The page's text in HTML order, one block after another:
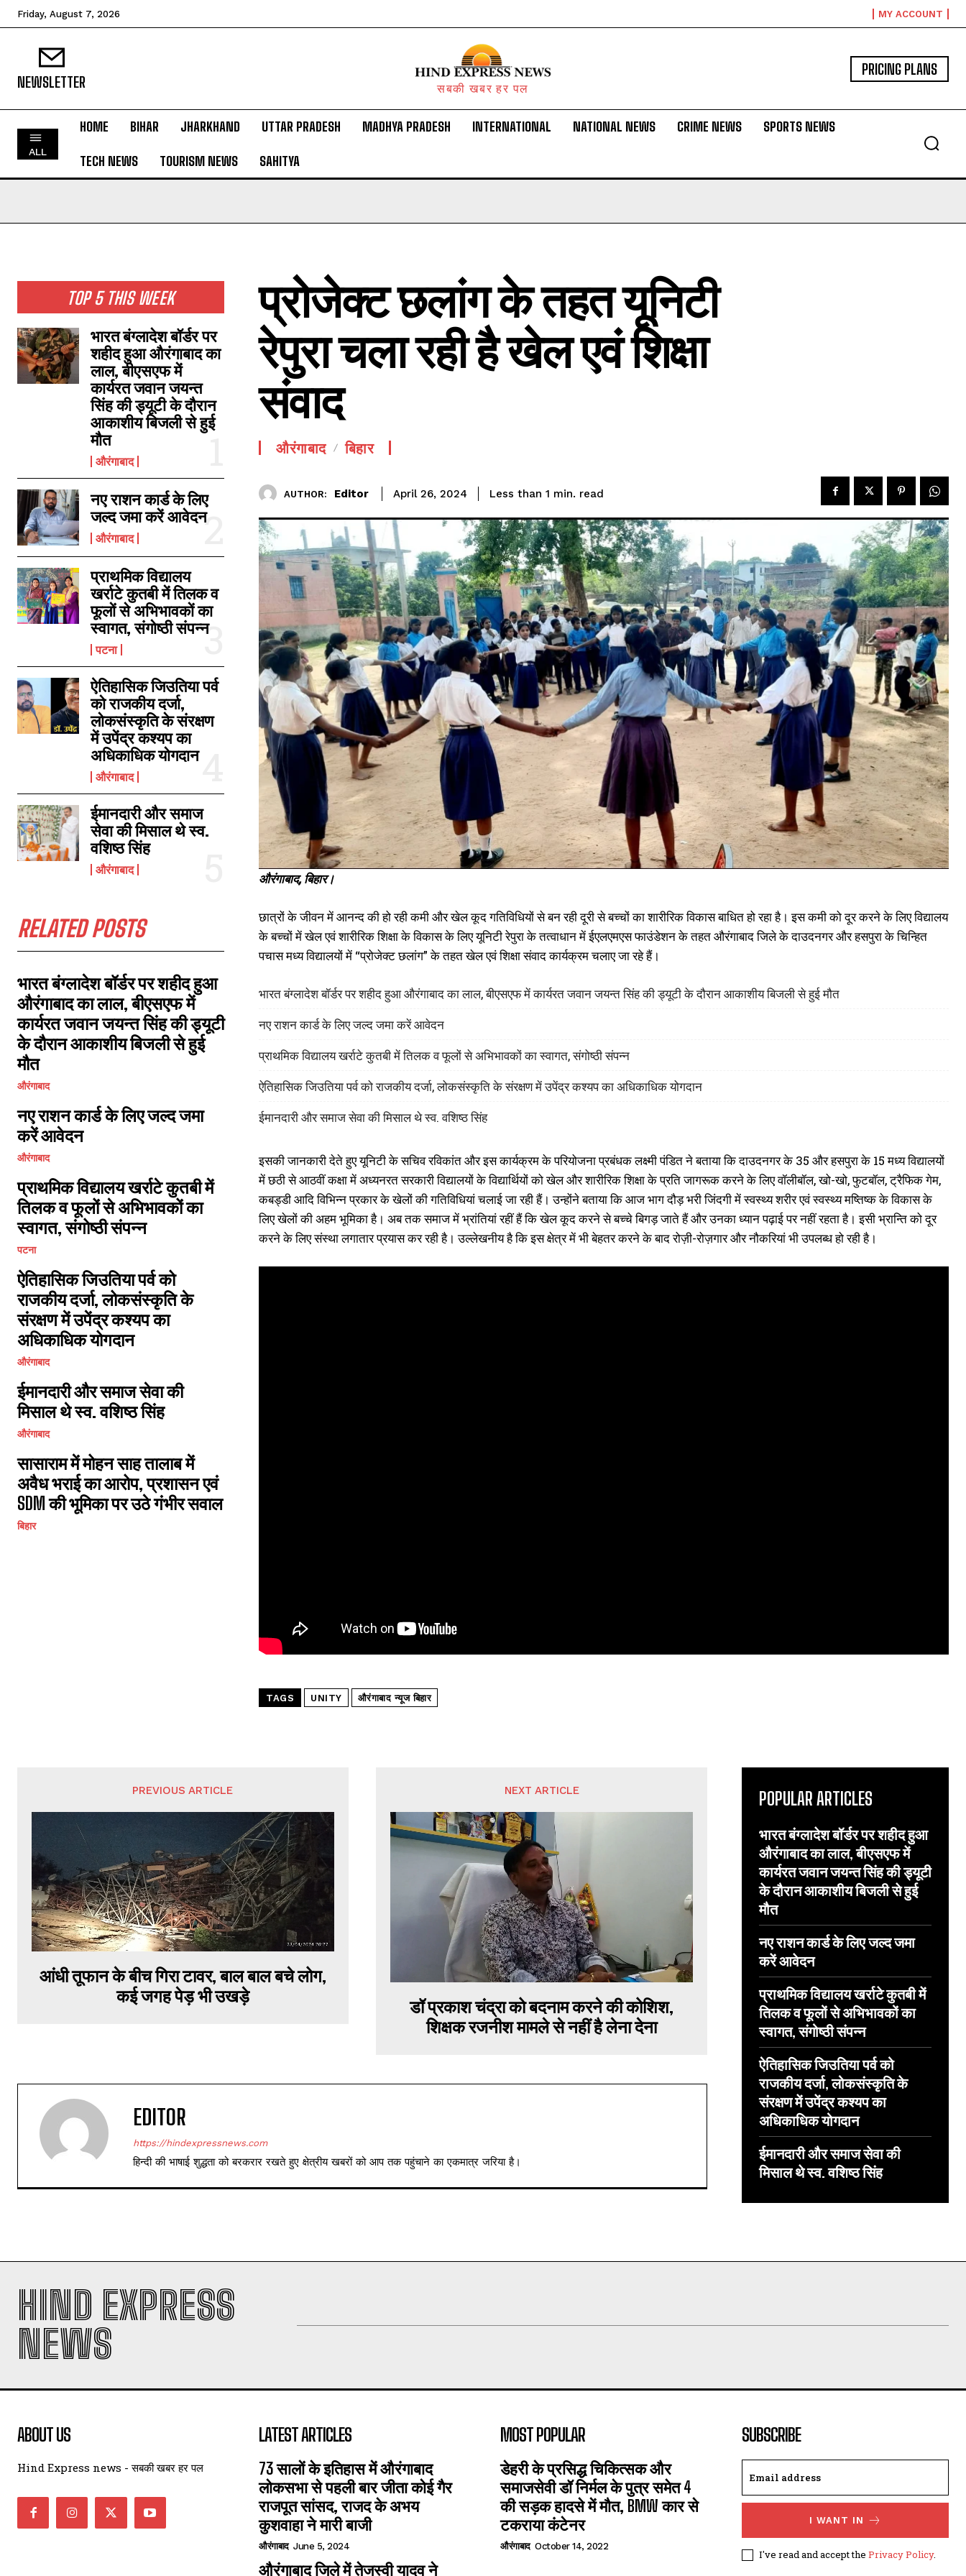
I WANT IN
BIHAR
NATIONAL NEWS
CRIME NEWS
SPORTS NEWS
TECH NEWS
TOURISM NEWS
पुस्तक, ड्रेस और री एडमिशन के नाम पर प्राइवेट स्कूलों की नहीं चलेगी मनमानी, जारी
करना होगा प्रकाशक की लिस्ट
April 13, 2026
अब ग्रामीण बच्चे बनेंगे और स्मार्ट, टोला सेवक और तालीमी मरकज़ सदस्यों को दी गई
मोहल्ला क्लासेस की ट्रेनिंग
May 5, 2023
In "औरंगाबाद"
सरस्वती पूजा के दिन होगी स्कॉलरशिप परीक्षा, फीस में देंगे छूट, सीबीएसई विद्यालय जॉन
जैक्शन इंटरनेशनल स्कूल ने की घोषणा
January 20, 2023
In "औरंगाबाद"
Friday, August 7, 2026 MY ACCOUNT
NEWSLETTER सबकी खबर हर पल
PRICING PLANS
ALL
HOME BIHAR JHARKHAND UTTAR PRADESH MADHYA PRADESH INTERNATIONAL NATIONAL NEWS CRIME NEWS SPORTS NEWS
TECH NEWS TOURISM NEWS SAHITYA
TOP 5 THIS WEEK
भारत बंग्लादेश बॉर्डर पर
शहीद हुआ औरंगाबाद का
लाल, बीएसएफ में
कार्यरत जवान जयन्त
सिंह की ड्यूटी के दौरान
आकाशीय बिजली से हुई
मौत
औरंगाबाद
नए राशन कार्ड के लिए
जल्द जमा करें आवेदन
औरंगाबाद
प्राथमिक विद्यालय
खर्राटे कुतबी में तिलक व
फूलों से अभिभावकों का
स्वागत, संगोष्ठी संपन्न
पटना
ऐतिहासिक जिउतिया पर्व
को राजकीय दर्जा,
लोकसंस्कृति के संरक्षण
में उपेंद्र कश्यप का
अधिकाधिक योगदान
औरंगाबाद
ईमानदारी और समाज
सेवा की मिसाल थे स्व.
वशिष्ठ सिंह
औरंगाबाद
RELATED POSTS
भारत बंग्लादेश बॉर्डर पर शहीद हुआ
औरंगाबाद का लाल, बीएसएफ में
कार्यरत जवान जयन्त सिंह की ड्यूटी
के दौरान आकाशीय बिजली से हुई
मौत
औरंगाबाद
नए राशन कार्ड के लिए जल्द जमा
करें आवेदन
औरंगाबाद
प्राथमिक विद्यालय खर्राटे कुतबी में
तिलक व फूलों से अभिभावकों का
स्वागत, संगोष्ठी संपन्न
पटना
ऐतिहासिक जिउतिया पर्व को
राजकीय दर्जा, लोकसंस्कृति के
संरक्षण में उपेंद्र कश्यप का
अधिकाधिक योगदान
औरंगाबाद
ईमानदारी और समाज सेवा की
मिसाल थे स्व. वशिष्ठ सिंह
औरंगाबाद
सासाराम में मोहन साह तालाब में
अवैध भराई का आरोप, प्रशासन एवं
SDM की भूमिका पर उठे गंभीर सवाल
बिहार
प्रोजेक्ट छलांग के तहत यूनिटी
रेपुरा चला रही है खेल एवं शिक्षा
संवाद
औरंगाबाद बिहार
AUTHOR: Editor April 26, 2024 Less than 1 min. read
औरंगाबाद, बिहार।
छात्रों के जीवन में आनन्द की हो रही कमी और खेल कूद गतिविधियों से बन रही दूरी से बच्चों का शारीरिक विकास बाधित हो रहा है। इस कमी को दूर करने के लिए विद्यालय
के बच्चों में खेल एवं शारीरिक शिक्षा के विकास के लिए यूनिटी रेपुरा के तत्वाधान में ईएलएमएस फाउंडेशन के तहत औरंगाबाद जिले के दाउदनगर और हसपुरा के चिन्हित
पचास मध्य विद्यालयों में “प्रोजेक्ट छलांग” के तहत खेल एवं शिक्षा संवाद कार्यक्रम चलाए जा रहे हैं।
भारत बंग्लादेश बॉर्डर पर शहीद हुआ औरंगाबाद का लाल, बीएसएफ में कार्यरत जवान जयन्त सिंह की ड्यूटी के दौरान आकाशीय बिजली से हुई मौत
नए राशन कार्ड के लिए जल्द जमा करें आवेदन
प्राथमिक विद्यालय खर्राटे कुतबी में तिलक व फूलों से अभिभावकों का स्वागत, संगोष्ठी संपन्न
ऐतिहासिक जिउतिया पर्व को राजकीय दर्जा, लोकसंस्कृति के संरक्षण में उपेंद्र कश्यप का अधिकाधिक योगदान
ईमानदारी और समाज सेवा की मिसाल थे स्व. वशिष्ठ सिंह
इसकी जानकारी देते हुए यूनिटी के सचिव रविकांत और इस कार्यक्रम के परियोजना प्रबंधक लक्ष्मी पंडित ने बताया कि दाउदनगर के 35 और हसपुरा के 15 मध्य विद्यालयों
में छठी से आठवीं कक्षा में अध्यनरत सरकारी विद्यालयों के विद्यार्थियों को खेल और शारीरिक शिक्षा के प्रति जागरूक करने के लिए वॉलीबॉल, खो-खो, फुटबॉल, ट्रैफिक गेम,
कबड्डी आदि विभिन्न प्रकार के खेलों की गतिविधियां चलाई जा रही हैं। उन्होंने बताया कि आज भाग दौड़ भरी जिंदगी में स्वस्थ्य शरीर एवं स्वस्थ्य मष्तिष्क के विकास के
लिए खेलों की अहम भूमिका है। अब तक समाज में भ्रांतियां रहीं हैं कि खेल कूद करने से बच्चे बिगड़ जाते हैं और उनका ध्यान पढ़ाई पर नहीं रहता है। इसी भ्रान्ति को दूर
करने के लिए संस्था लगातार प्रयास कर रही है। उल्लेखनीय है कि इस क्षेत्र में भी बेहतर करने के बाद रोज़ी-रोज़गार और नौकरियां भी उपलब्ध हो रही है।
TAGS UNITY औरंगाबाद न्यूज बिहार
PREVIOUS ARTICLE
आंधी तूफान के बीच गिरा टावर, बाल बाल बचे लोग,
कई जगह पेड़ भी उखड़े
NEXT ARTICLE
डॉ प्रकाश चंद्रा को बदनाम करने की कोशिश,
शिक्षक रजनीश मामले से नहीं है लेना देना
EDITOR
https://hindexpressnews.com
हिन्दी की भाषाई शुद्धता को बरकरार रखते हुए क्षेत्रीय खबरों को आप तक पहुंचाने का एकमात्र जरिया है।
POPULAR ARTICLES
भारत बंग्लादेश बॉर्डर पर शहीद हुआ
औरंगाबाद का लाल, बीएसएफ में
कार्यरत जवान जयन्त सिंह की ड्यूटी
के दौरान आकाशीय बिजली से हुई
मौत
नए राशन कार्ड के लिए जल्द जमा
करें आवेदन
प्राथमिक विद्यालय खर्राटे कुतबी में
तिलक व फूलों से अभिभावकों का
स्वागत, संगोष्ठी संपन्न
ऐतिहासिक जिउतिया पर्व को
राजकीय दर्जा, लोकसंस्कृति के
संरक्षण में उपेंद्र कश्यप का
अधिकाधिक योगदान
ईमानदारी और समाज सेवा की
मिसाल थे स्व. वशिष्ठ सिंह
HIND EXPRESS
NEWS
ABOUT US
Hind Express news - सबकी खबर हर पल
LATEST ARTICLES
73 सालों के इतिहास में औरंगाबाद
लोकसभा से पहली बार जीता कोई गैर
राजपूत सांसद, राजद के अभय
कुशवाहा ने मारी बाजी
औरंगाबाद June 5, 2024
औरंगाबाद जिले में तेजस्वी यादव ने
MOST POPULAR
डेहरी के प्रसिद्ध चिकित्सक और
समाजसेवी डॉ निर्मल के पुत्र समेत 4
की सड़क हादसे में मौत, BMW कार से
टकराया कंटेनर
औरंगाबाद October 14, 2022
SUBSCRIBE
I WANT IN
I've read and accept the Privacy Policy.